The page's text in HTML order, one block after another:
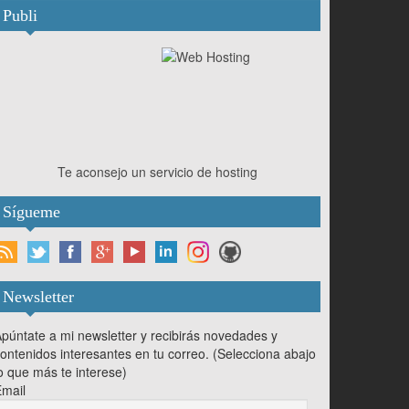
Publi
Te aconsejo un servicio de hosting
Sígueme
Newsletter
a mi newsletter y recibirás novedades y
interesantes en tu correo. (Selecciona abajo
que más te interese)